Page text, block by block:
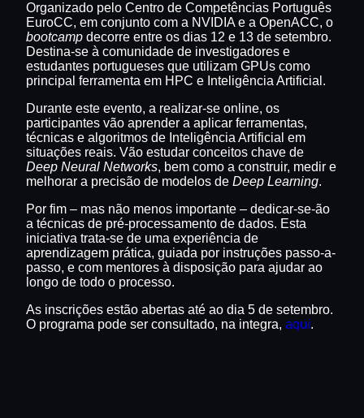
Organizado pelo Centro de Competências Português
EuroCC, em conjunto com a NVIDIA e a OpenACC, o
bootcamp decorre entre os dias 12 e 13 de setembro.
Destina-se à comunidade de investigadores e
estudantes portugueses que utilizam GPUs como
principal ferramenta em HPC e Inteligência Artificial.
Durante este evento, a realizar-se online, os
participantes vão aprender a aplicar ferramentas,
técnicas e algoritmos de Inteligência Artificial em
situações reais. Vão estudar conceitos chave de
Deep Neural Networks, bem como a construir, medir e
melhorar a precisão de modelos de Deep Learning.
Por fim – mas não menos importante – dedicar-se-ão
a técnicas de pré-processamento de dados. Esta
iniciativa trata-se de uma experiência de
aprendizagem prática, guiada por instruções passo-a-
passo, e com mentores à disposição para ajudar ao
longo de todo o processo.
As inscrições estão abertas até ao dia 5 de setembro.
O programa pode ser consultado, na integra, aqui.